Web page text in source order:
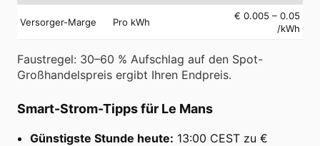
Versorger-Marge Pro kWh
€ 0.005 – 0.05
/kWh
Faustregel: 30–60 % Aufschlag auf den Spot-
Großhandelspreis ergibt Ihren Endpreis.
Smart-Strom-Tipps für Le Mans
Günstigste Stunde heute: 13:00 CEST zu €